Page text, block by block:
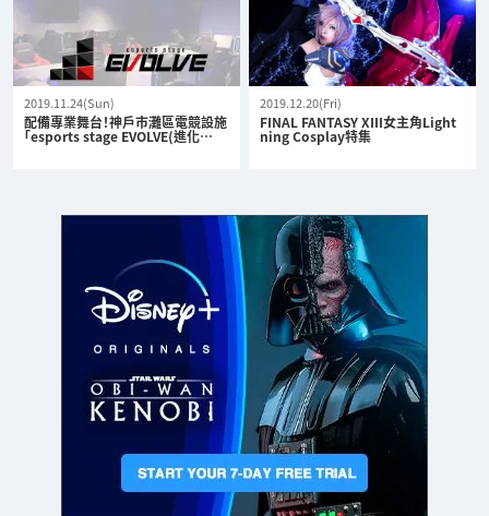
2019.11.24(Sun)
配備專業舞台！神戶市灘區電競設施
「esports stage EVOLVE(進化…
2019.12.20(Fri)
FINAL FANTASY XIII女主角Light
ning Cosplay特集